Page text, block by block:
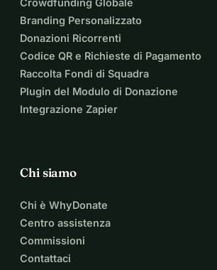
Crowdfunding Globale
Branding Personalizzato
Donazioni Ricorrenti
Codice QR e Richieste di Pagamento
Raccolta Fondi di Squadra
Plugin del Modulo di Donazione
Integrazione Zapier
Chi siamo
Chi è WhyDonate
Centro assistenza
Commissioni
Contattaci